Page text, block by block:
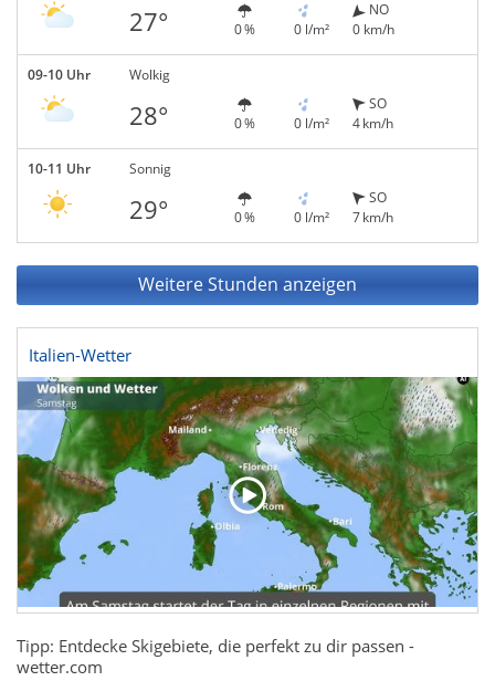
27° 0 % 0 l/m²
NO
0 km/h
09-10 Uhr Wolkig
28° 0 % 0 l/m²
SO
4 km/h
10-11 Uhr Sonnig
29° 0 % 0 l/m²
SO
7 km/h
Weitere Stunden anzeigen
Italien-Wetter
Tipp: Entdecke Skigebiete, die perfekt zu dir passen -
wetter.com